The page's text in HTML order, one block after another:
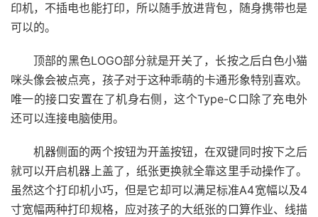
印机，不插电也能打印，所以随手放进背包，随身携带也是
可以的。
顶部的黑色LOGO部分就是开关了，长按之后白色小猫
咪头像会被点亮，孩子对于这种乖萌的卡通形象特别喜欢。
唯一的接口安置在了机身右侧，这个Type-C口除了充电外
还可以连接电脑使用。
机器侧面的两个按钮为开盖按钮，在双键同时按下之后
就可以开启机器上盖了，纸张更换就全靠这里手动操作了。
虽然这个打印机小巧，但是它却可以满足标准A4宽幅以及4
寸宽幅两种打印规格，应对孩子的大纸张的口算作业、线描